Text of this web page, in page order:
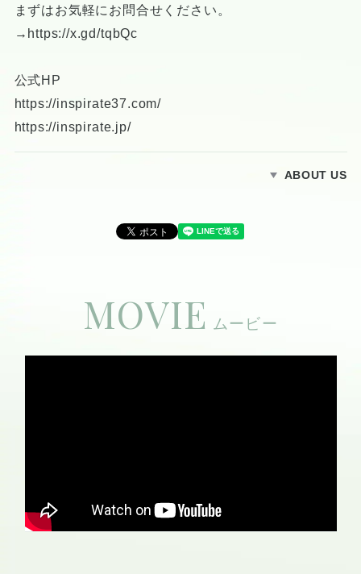
まずはお気軽にお問合せください。
→ https://x.gd/tqbQc
公式HP
https://inspirate37.com/
https://inspirate.jp/
ABOUT US
MOVIE